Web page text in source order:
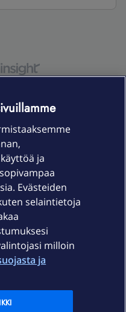
ja
Evästeiden
selaintietoja
milloin
ja